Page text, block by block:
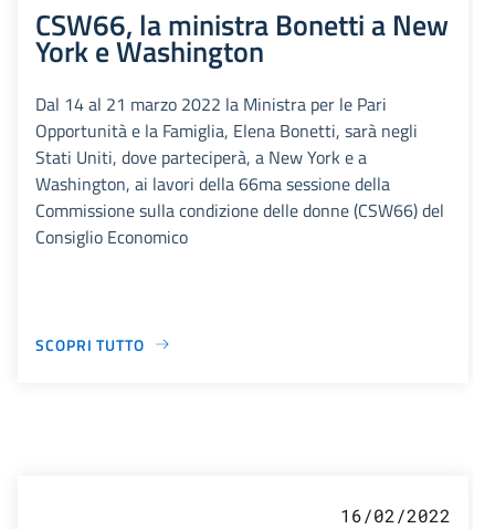
CSW66, la ministra Bonetti a New
York e Washington
Dal 14 al 21 marzo 2022 la Ministra per le Pari
Opportunità e la Famiglia, Elena Bonetti, sarà negli
Stati Uniti, dove parteciperà, a New York e a
Washington, ai lavori della 66ma sessione della
Commissione sulla condizione delle donne (CSW66) del
Consiglio Economico
SCOPRI TUTTO
16/02/2022